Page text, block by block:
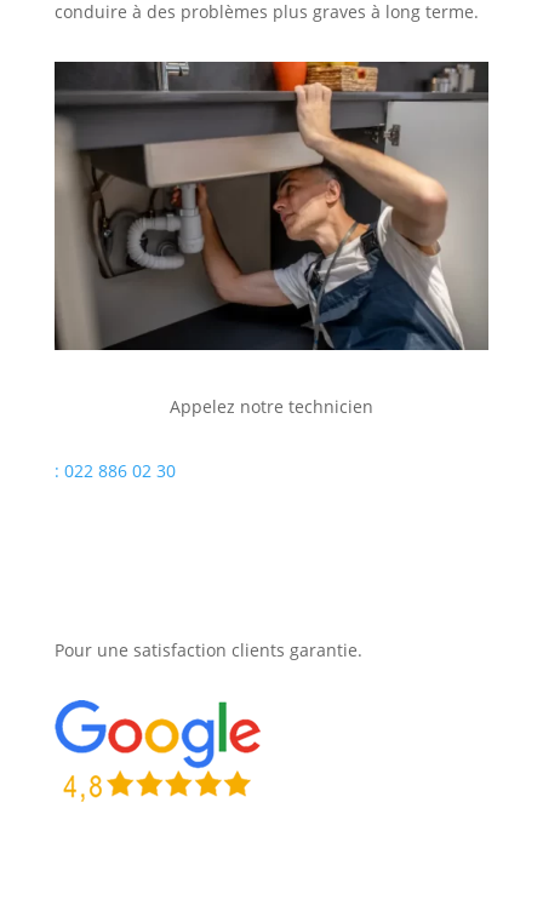
conduire à des problèmes plus graves à long terme.
Appelez notre technicien
: 022 886 02 30
Pour une satisfaction clients garantie.